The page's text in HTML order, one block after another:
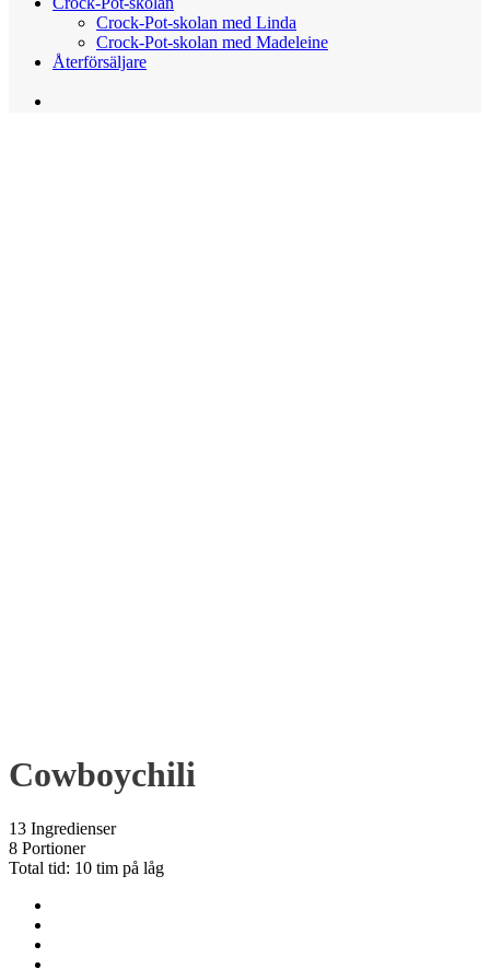
Crock-Pot-skolan med Linda
Crock-Pot-skolan med Madeleine
Återförsäljare
Cowboychili
13 Ingredienser
8 Portioner
Total tid: 10 tim på låg